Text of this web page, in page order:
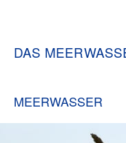
DAS
MEERWASSER